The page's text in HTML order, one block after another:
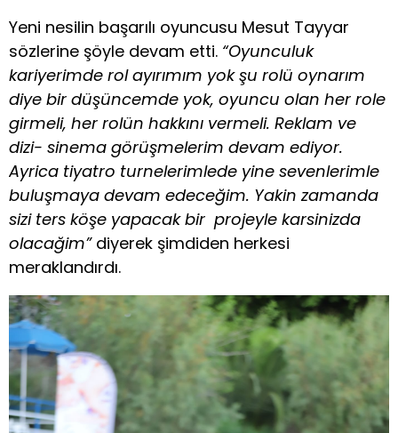
Yeni nesilin başarılı oyuncusu Mesut Tayyar
sözlerine şöyle devam etti. “Oyunculuk
kariyerimde rol ayırımım yok şu rolü oynarım
diye bir düşüncemde yok, oyuncu olan her role
girmeli, her rolün hakkını vermeli. Reklam ve
dizi- sinema görüşmelerim devam ediyor.
Ayrica tiyatro turnelerimlede yine sevenlerimle
buluşmaya devam edeceğim. Yakin zamanda
sizi ters köşe yapacak bir projeyle karsinizda
olacağim” diyerek şimdiden herkesi
meraklandırdı.